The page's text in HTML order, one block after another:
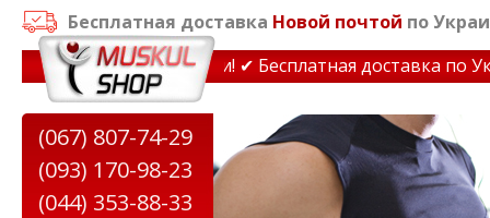
Бесплатная доставка Новой почтой по
до 15% Звони! ✔ Бесплатная доставка по Украине
(067) 807-74-29
(093) 170-98-23
(044) 353-88-33